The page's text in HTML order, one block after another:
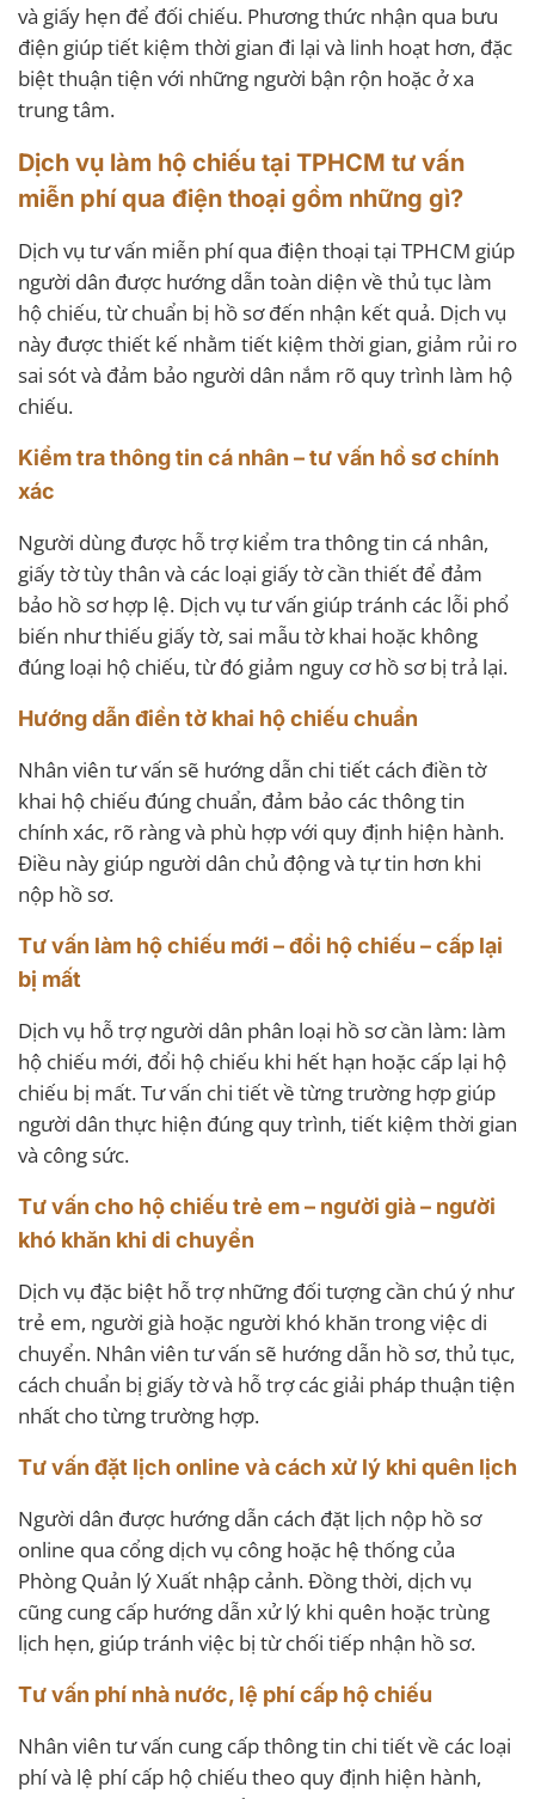
và giấy hẹn để đối chiếu. Phương thức nhận qua bưu
điện giúp tiết kiệm thời gian đi lại và linh hoạt hơn, đặc
biệt thuận tiện với những người bận rộn hoặc ở xa
trung tâm.
Dịch vụ làm hộ chiếu tại TPHCM tư vấn
miễn phí qua điện thoại gồm những gì?
Dịch vụ tư vấn miễn phí qua điện thoại tại TPHCM giúp
người dân được hướng dẫn toàn diện về thủ tục làm
hộ chiếu, từ chuẩn bị hồ sơ đến nhận kết quả. Dịch vụ
này được thiết kế nhằm tiết kiệm thời gian, giảm rủi ro
sai sót và đảm bảo người dân nắm rõ quy trình làm hộ
chiếu.
Kiểm tra thông tin cá nhân – tư vấn hồ sơ chính
xác
Người dùng được hỗ trợ kiểm tra thông tin cá nhân,
giấy tờ tùy thân và các loại giấy tờ cần thiết để đảm
bảo hồ sơ hợp lệ. Dịch vụ tư vấn giúp tránh các lỗi phổ
biến như thiếu giấy tờ, sai mẫu tờ khai hoặc không
đúng loại hộ chiếu, từ đó giảm nguy cơ hồ sơ bị trả lại.
Hướng dẫn điền tờ khai hộ chiếu chuẩn
Nhân viên tư vấn sẽ hướng dẫn chi tiết cách điền tờ
khai hộ chiếu đúng chuẩn, đảm bảo các thông tin
chính xác, rõ ràng và phù hợp với quy định hiện hành.
Điều này giúp người dân chủ động và tự tin hơn khi
nộp hồ sơ.
Tư vấn làm hộ chiếu mới – đổi hộ chiếu – cấp lại
bị mất
Dịch vụ hỗ trợ người dân phân loại hồ sơ cần làm: làm
hộ chiếu mới, đổi hộ chiếu khi hết hạn hoặc cấp lại hộ
chiếu bị mất. Tư vấn chi tiết về từng trường hợp giúp
người dân thực hiện đúng quy trình, tiết kiệm thời gian
và công sức.
Tư vấn cho hộ chiếu trẻ em – người già – người
khó khăn khi di chuyển
Dịch vụ đặc biệt hỗ trợ những đối tượng cần chú ý như
trẻ em, người già hoặc người khó khăn trong việc di
chuyển. Nhân viên tư vấn sẽ hướng dẫn hồ sơ, thủ tục,
cách chuẩn bị giấy tờ và hỗ trợ các giải pháp thuận tiện
nhất cho từng trường hợp.
Tư vấn đặt lịch online và cách xử lý khi quên lịch
Người dân được hướng dẫn cách đặt lịch nộp hồ sơ
online qua cổng dịch vụ công hoặc hệ thống của
Phòng Quản lý Xuất nhập cảnh. Đồng thời, dịch vụ
cũng cung cấp hướng dẫn xử lý khi quên hoặc trùng
lịch hẹn, giúp tránh việc bị từ chối tiếp nhận hồ sơ.
Tư vấn phí nhà nước, lệ phí cấp hộ chiếu
Nhân viên tư vấn cung cấp thông tin chi tiết về các loại
phí và lệ phí cấp hộ chiếu theo quy định hiện hành,